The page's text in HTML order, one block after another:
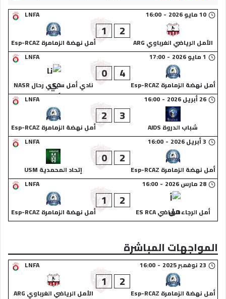
LNFA
10 مايو 2026 -
16:00
الأمل الرياضي الغرباوي ARG
2
1
أمل نهضة الزمامرة Esp-RCAZ
LNFA
1 مايو 2026 -
17:00
أمل نهضة الزمامرة Esp-RCAZ
4
0
نادي أمل سيدي رحال NASR
LNFA
26 أبريل 2026 -
16:00
شباب الدروة AJDS
3
2
أمل نهضة الزمامرة Esp-RCAZ
LNFA
3 أبريل 2026 -
16:00
أمل نهضة الزمامرة Esp-RCAZ
2
0
إتحاد المحمدية USM
LNFA
28 مارس 2026 -
16:00
أمل الرجاء الرياضي ES RCA
2
1
أمل نهضة الزمامرة Esp-RCAZ
المواجهات المباشرة
LNFA 23 نوفمبر 2025 -
16:00
أمل نهضة الزمامرة Esp-RCAZ
2
1
الأمل الرياضي الغرباوي ARG